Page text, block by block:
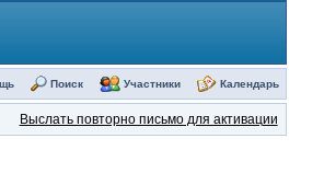
Поиск Участники Календарь
Выслать повторно письмо для активации